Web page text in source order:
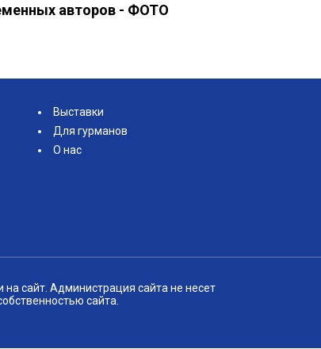
авторов - ФОТО
Выставки
Для гурманов
О нас
сайт. Администрация сайта не несет
сайта.